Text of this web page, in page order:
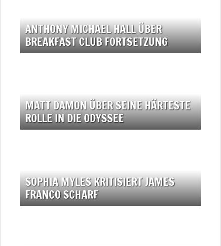
ANTHONY MICHAEL HALL ÜBER
BREAKFAST CLUB FORTSETZUNG
MATT DAMON ÜBER SEINE HÄRTESTE
ROLLE IN DIE ODYSSEE
SOPHIA MYLES KRITISIERT JAMES
FRANCO SCHARF